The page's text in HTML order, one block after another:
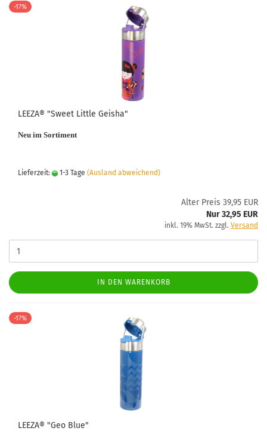
-17%
LEEZA® "Sweet Little Geisha"
Neu im Sortiment
Lieferzeit: 1-3 Tage (Ausland abweichend)
Alter Preis 39,95 EUR
Nur 32,95 EUR
inkl. 19% MwSt. zzgl. Versand
IN DEN WARENKORB
-17%
LEEZA® "Geo Blue"